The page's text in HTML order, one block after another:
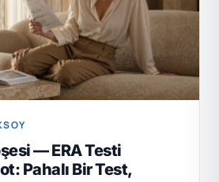
— ERA Testi
Pahalı Bir Test,